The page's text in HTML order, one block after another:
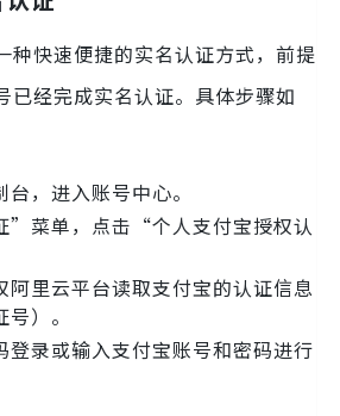
种快速便捷的实名认证方式，前提
已经完成实名认证。具体步骤如
，进入账号中心。
”菜单，点击“个人支付宝授权认
阿里云平台读取支付宝的认证信息
）。
登录或输入支付宝账号和密码进行